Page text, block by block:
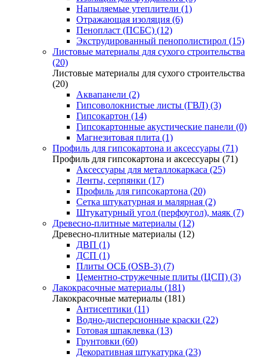
Напыляемые утеплители (1)
Отражающая изоляция (6)
Пенопласт (ПСБС) (12)
Экструдированный пенополистирол (15)
Листовые материалы для сухого строительства
(20)
Листовые материалы для сухого строительства
(20)
Аквапанели (2)
Гипсоволокнистые листы (ГВЛ) (3)
Гипсокартон (14)
Гипсокартонные акустические панели (0)
Магнезитовая плита (1)
Профиль для гипсокартона и аксессуары (71)
Профиль для гипсокартона и аксессуары (71)
Аксессуары для металлокаркаса (25)
Ленты, серпянки (17)
Профиль для гипсокартона (20)
Сетка штукатурная и малярная (2)
Штукатурный угол (перфоугол), маяк (7)
Древесно-плитные материалы (12)
Древесно-плитные материалы (12)
ДВП (1)
ДСП (1)
Плиты ОСБ (OSB-3) (7)
Цементно-стружечные плиты (ЦСП) (3)
Лакокрасочные материалы (181)
Лакокрасочные материалы (181)
Антисептики (11)
Водно-дисперсионные краски (22)
Готовая шпаклевка (13)
Грунтовки (60)
Декоративная штукатурка (23)